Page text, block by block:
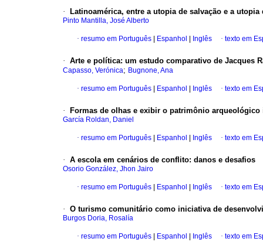
· Latinoamérica, entre a utopia de salvação e a
Pinto Mantilla, José Alberto
· resumo em Português Espanhol Inglês · texto em
· Arte e política: um estudo comparativo de Jacques
Capasso, Verónica; Bugnone, Ana
· resumo em Português Espanhol Inglês · texto em
· Formas de olhas e exibir o patrimônio arqueológico
García Roldan, Daniel
· resumo em Português Espanhol Inglês · texto em
· A escola em cenários de conflito: danos e desafios
Osorio González, Jhon Jairo
· resumo em Português Espanhol Inglês · texto em
· O turismo comunitário como iniciativa de
Burgos Doria, Rosalía
· resumo em Português Espanhol Inglês · texto em